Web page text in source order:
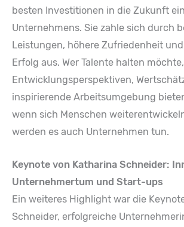
besten Investitionen in die Zukunft
Unternehmens. Sie zahle sich durch
Leistungen, höhere Zufriedenheit
Erfolg aus. Wer Talente halten
Entwicklungsperspektiven,
inspirierende Arbeitsumgebung
wenn sich Menschen
werden es auch Unternehmen tun.
Keynote von Katharina Schneider:
Unternehmertum und Start-ups
Ein weiteres Highlight war die
Schneider, erfolgreiche